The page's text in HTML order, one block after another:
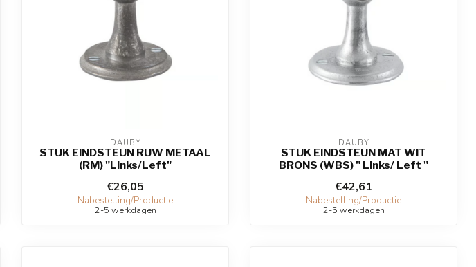
DAUBY
STUK EINDSTEUN RUW METAAL
(RM) "Links/Left"
€26,05
Nabestelling/Productie
2-5 werkdagen
DAUBY
STUK EINDSTEUN MAT WIT
BRONS (WBS) " Links/ Left "
€42,61
Nabestelling/Productie
2-5 werkdagen